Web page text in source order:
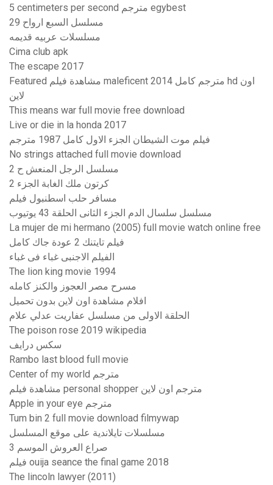
5 centimeters per second مترجم egybest
مسلسل السبع ارواح 29
مسلسلات عربيه قديمه
Cima club apk
The escape 2017
Featured مشاهدة فيلم maleficent 2014 مترجم كامل hd اون
لاين
This means war full movie free download
Live or die in la honda 2017
فيلم موت الشيطان الجزء الاول كامل 1987 مترجم
No strings attached full movie download
مسلسل الرجل المنعش ح 2
كرتون ملك الغابة الجزء 2
مسافر حلب اسطنبول فيلم
مسلسل سلسال الدم الجزء الثانى الحلقة 43 يوتيوب
La mujer de mi hermano (2005) full movie watch online free
فيلم تايتنك 2 عودة جاك كامل
الفيلم الاجنبى غباء فى غباء
The lion king movie 1994
مسرح مصر العجوز والكنز كامله
افلام مشاهدة اون لاين بدون تحميل
الحلقة الاولى من مسلسل عفاريت عدلي علام
The poison rose 2019 wikipedia
سكس درايف
Rambo last blood full movie
Center of my world مترجم
مشاهدة فيلم personal shopper مترجم اون لاين
Apple in your eye مترجم
Tum bin 2 full movie download filmywap
مسلسلات تايلاندية على موقع المسلسل
صراع العروش الموسم 3
فيلم ouija seance the final game 2018
The lincoln lawyer (2011)